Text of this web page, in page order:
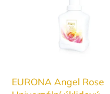
EURONA Angel Rose